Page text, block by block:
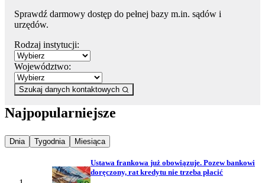
Sprawdź darmowy dostęp do pełnej bazy m.in. sądów i
urzędów.
Rodzaj instytucji:
Województwo:
Szukaj danych kontaktowych
Najpopularniejsze
Najpopularniejsze wiadomości z
Dnia Najpopularniejsze wiadomości z
Tygodnia Najpopularniejsze wiadomości z
Miesiąca
Ustawa frankowa już obowiązuje. Pozew bankowi
doręczony, rat kredytu nie trzeba płacić